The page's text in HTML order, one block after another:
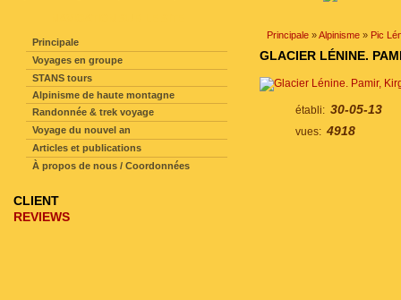
Principale »Alpinisme » Pic
GLACIER LÉNINE.
établi: 30-05-13
vues: 4918
Principale
Voyages en groupe
STANS tours
Alpinisme de haute montagne
Randonnée & trek voyage
Voyage du nouvel an
Articles et publications
À propos de nous / Coordonnées
CLIENT
REVIEWS